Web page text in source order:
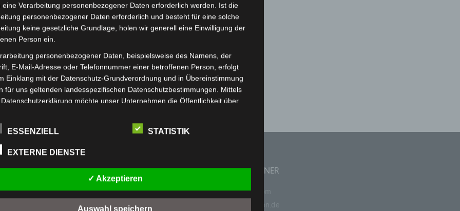
Allgemeine Geschäftsbedingungen
Datenschutzbelehrung
UNSERE PARTNER
www.papyrus.com
www.papierunion.de
eine Verarbeitung personenbezogener Daten erforderlich werden. Ist die
personenbezogener Daten erforderlich und besteht für eine solche
keine gesetzliche Grundlage, holen wir generell eine Einwilligung der
Person ein.
personenbezogener Daten, beispielsweise des Namens, der
E-Mail-Adresse oder Telefonnummer einer betroffenen Person, erfolgt
Einklang mit der Datenschutz-Grundverordnung und in Übereinstimmung
für uns geltenden landesspezifischen Datenschutzbestimmungen. Mittels
möchte unser Unternehmen die Öffentlichkeit über
Daten informieren. Ferner werden betroffene Personen mittels
Datenschutzerklärung über die ihnen zustehenden Rechte aufgeklärt.
als für die Verarbeitung Verantwortlicher zahlreiche technische und
diese Internetseite verarbeiteten personenbezogenen Daten
Dennoch können Internetbasierte Datenübertragungen
werden kann. Aus diesem Grund steht es jeder betroffenen Person
ESSENZIELL STATISTIK
EXTERNE DIENSTE
✓ Akzeptieren
Auswahl speichern